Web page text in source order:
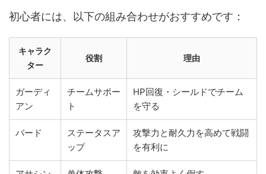
初心者には、以下の組み合わせがおすすめです：
キャラク
ター
役割 理由
ガーディ
アン
チームサポー
ト
HP回復・シールドでチーム
を守る
バード
ステータスア
ップ
攻撃力と耐久力を高めて戦闘
を有利に